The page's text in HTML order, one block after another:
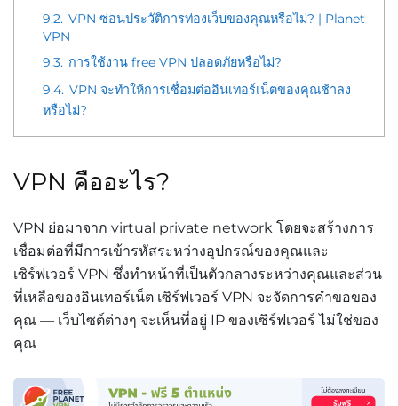
9.2. VPN ซ่อนประวัติการท่องเว็บของคุณหรือไม่? | Planet
VPN
9.3. การใช้งาน free VPN ปลอดภัยหรือไม่?
9.4. VPN จะทำให้การเชื่อมต่ออินเทอร์เน็ตของคุณช้าลง
หรือไม่?
VPN คืออะไร?
VPN ย่อมาจาก virtual private network โดยจะสร้างการ
เชื่อมต่อที่มีการเข้ารหัสระหว่างอุปกรณ์ของคุณและ
เซิร์ฟเวอร์ VPN ซึ่งทำหน้าที่เป็นตัวกลางระหว่างคุณและส่วน
ที่เหลือของอินเทอร์เน็ต เซิร์ฟเวอร์ VPN จะจัดการคำขอของ
คุณ — เว็บไซต์ต่างๆ จะเห็นที่อยู่ IP ของเซิร์ฟเวอร์ ไม่ใช่ของ
คุณ